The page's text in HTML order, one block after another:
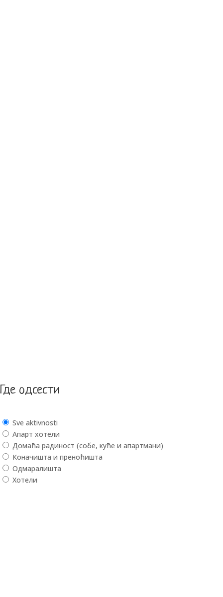
Где одсести
Sve aktivnosti
Апарт хотели
Домаћа радиност (собе, куће и апартмани)
Коначишта и преноћишта
Одмаралишта
Хотели